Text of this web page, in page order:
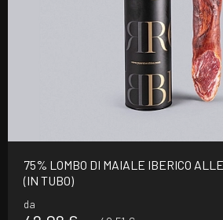
75% LOMBO DI MAIALE IBERICO
(IN TUBO)
da